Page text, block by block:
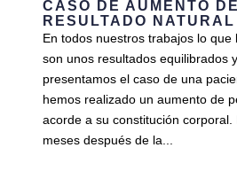
CASO DE AUMENTO
RESULTADO NATURAL
En todos nuestros trabajos lo que
son unos resultados equilibrados
presentamos el caso de una
hemos realizado un aumento de
acorde a su constitución corporal.
meses después de la...